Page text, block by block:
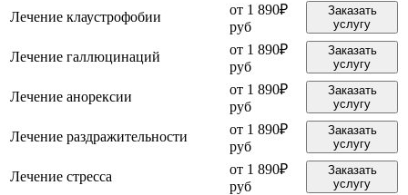
Лечение клаустрофобии
от 1 890₽
руб
Заказать
услугу
Лечение галлюцинаций
от 1 890₽
руб
Заказать
услугу
Лечение анорексии
от 1 890₽
руб
Заказать
услугу
Лечение раздражительности
от 1 890₽
руб
Заказать
услугу
Лечение стресса
от 1 890₽
руб
Заказать
услугу